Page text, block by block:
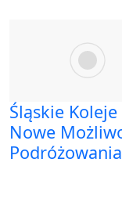
Śląskie Koleje
Nowe
Podróżowania